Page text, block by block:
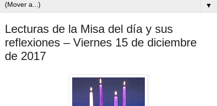
▼
Lecturas de la Misa del día y sus
reflexiones – Viernes 15 de diciembre
de 2017